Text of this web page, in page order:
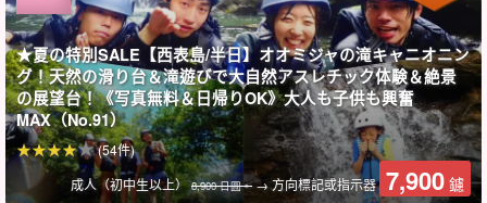
★夏の特別SALE【西表島/半日】オオミジャの滝キャニオニン
グ！天然の滑り台＆滝遊びで大自然アスレチック体験＆絶景
の展望台！《写真無料＆日帰りOK》大人も子供も興奮
MAX（No.91）
成人（初中生以上）8,900 日圓。→ 方向標記或指示器 7,900 鑢
(54件)